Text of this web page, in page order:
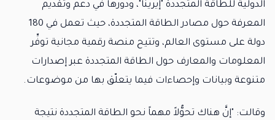
الدولية للطاقة المتجددة "إيرينا"، ودورها في دعم وتقديم
المعرفة حول مصادر الطاقة المتجددة، حيث تعمل في 180
دولة على مستوى العالم، وتتيح منصة رقمية مجانية توفِّر
المعلومات والمعارف حول الطاقة المتجددة عبر إصدارات
متنوعة وبيانات وإحصاءات فيما يتعلّق بها من موضوعات.
وقالت: "إنَّ هناك تحوُّلاً مهماً نحو الطاقة المتجددة نتيجة